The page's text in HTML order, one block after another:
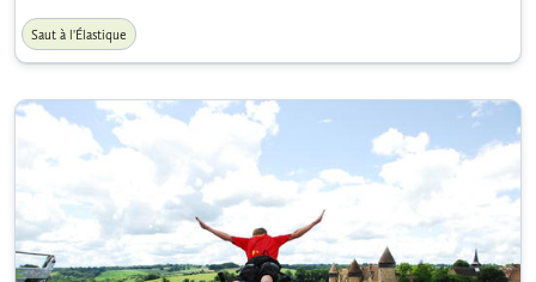
Saut à l'Élastique